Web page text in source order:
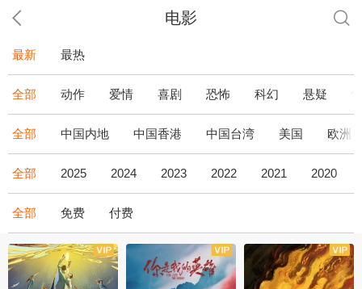
电影
最新 最热
全部 动作 爱情 喜剧 恐怖 科幻 悬疑
全部 中国内地 中国香港 中国台湾 美国 欧洲
全部 2025 2024 2023 2022 2021 2020
全部 免费 付费